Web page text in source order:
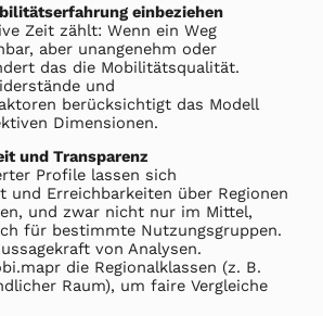
einbeziehen
Zeit zählt: Wenn ein Weg
aber unangenehm oder
das die Mobilitätsqualität.
und
berücksichtigt das Modell
Dimensionen.
und Transparenz
Profile lassen sich
und Erreichbarkeiten über Regionen
und zwar nicht nur im Mittel,
für bestimmte Nutzungsgruppen.
von Analysen.
die Regionalklassen (z. B.
Raum), um faire Vergleiche